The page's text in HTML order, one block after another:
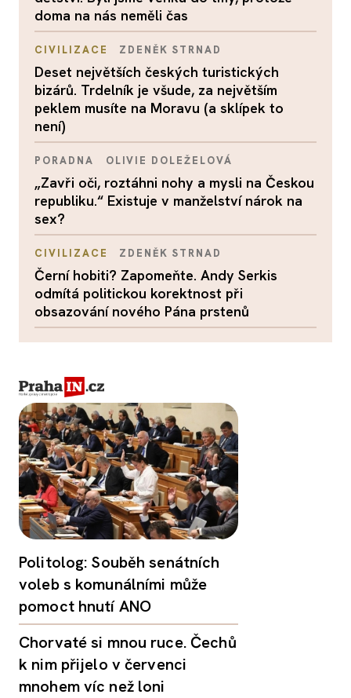
doma na nás neměli čas
CIVILIZACE ZDENĚK STRNAD
Deset největších českých turistických
bizárů. Trdelník je všude, za největším
peklem musíte na Moravu (a sklípek to
není)
PORADNA OLIVIE DOLEŽELOVÁ
„Zavři oči, roztáhni nohy a mysli na Českou
republiku.“ Existuje v manželství nárok na
sex?
CIVILIZACE ZDENĚK STRNAD
Černí hobiti? Zapomeňte. Andy Serkis
odmítá politickou korektnost při
obsazování nového Pána prstenů
Politolog: Souběh senátních
voleb s komunálními může
pomoct hnutí ANO
Chorvaté si mnou ruce. Čechů
k nim přijelo v červenci
mnohem víc než loni